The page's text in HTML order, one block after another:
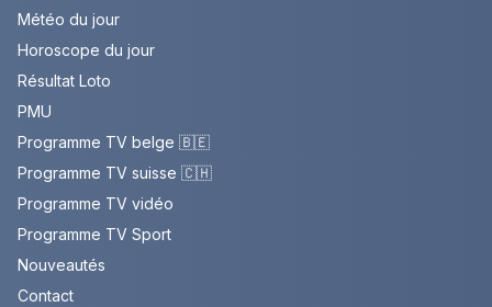
Météo du jour
Horoscope du jour
Résultat Loto
PMU
Programme TV belge 🇧🇪
Programme TV suisse 🇨🇭
Programme TV vidéo
Programme TV Sport
Nouveautés
Contact